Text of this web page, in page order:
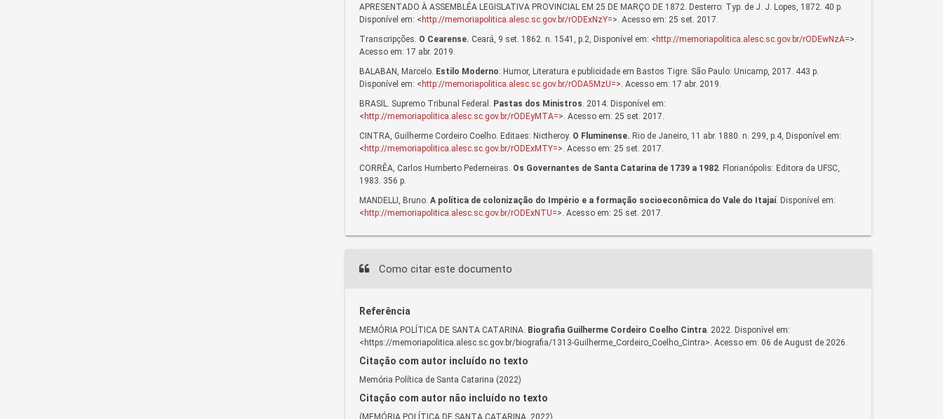
APRESENTADO À ASSEMBLÉA LEGISLATIVA PROVINCIAL EM 25 DE MARÇO DE 1872. Desterro: Typ. de J. J. Lopes, 1872. 40 p.
Disponível em: < http://memoriapolitica.alesc.sc.gov.br/rODExNzY=>. Acesso em: 25 set. 2017.
Transcripções. O Cearense. Ceará, 9 set. 1862. n. 1541, p.2, Disponível em: < http://memoriapolitica.alesc.sc.gov.br/rODEwNzA=>.
Acesso em: 17 abr. 2019.
BALABAN, Marcelo. Estilo Moderno: Humor, Literatura e publicidade em Bastos Tigre. São Paulo: Unicamp, 2017. 443 p.
Disponível em: < http://memoriapolitica.alesc.sc.gov.br/rODA5MzU=>. Acesso em: 17 abr. 2019.
BRASIL. Supremo Tribunal Federal. Pastas dos Ministros. 2014. Disponível em:
< http://memoriapolitica.alesc.sc.gov.br/rODEyMTA=>. Acesso em: 25 set. 2017.
CINTRA, Guilherme Cordeiro Coelho. Editaes: Nictheroy. O Fluminense. Rio de Janeiro, 11 abr. 1880. n. 299, p.4, Disponível em:
< http://memoriapolitica.alesc.sc.gov.br/rODExMTY=>. Acesso em: 25 set. 2017.
CORRÊA, Carlos Humberto Pederneiras. Os Governantes de Santa Catarina de 1739 a 1982. Florianópolis: Editora da UFSC,
1983. 356 p.
MANDELLI, Bruno. A política de colonização do Império e a formação socioeconômica do Vale do Itajaí. Disponível em:
< http://memoriapolitica.alesc.sc.gov.br/rODExNTU=>. Acesso em: 25 set. 2017.
Como citar este documento
Referência
MEMÓRIA POLÍTICA DE SANTA CATARINA. Biografia Guilherme Cordeiro Coelho Cintra. 2022. Disponível em:
<https://memoriapolitica.alesc.sc.gov.br/biografia/1313-Guilherme_Cordeiro_Coelho_Cintra>. Acesso em: 06 de August de 2026.
Citação com autor incluído no texto
Memória Política de Santa Catarina (2022)
Citação com autor não incluído no texto
(MEMÓRIA POLÍTICA DE SANTA CATARINA, 2022)